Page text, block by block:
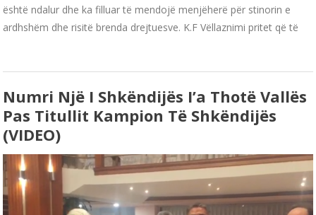
është ndalur dhe ka filluar të mendojë menjëherë për stinorin e
ardhshëm dhe risitë brenda drejtuesve. K.F Vëllaznimi pritet që të
Numri Një I Shkëndijës I’a Thotë Vallës
Pas Titullit Kampion Të Shkëndijës
(VIDEO)